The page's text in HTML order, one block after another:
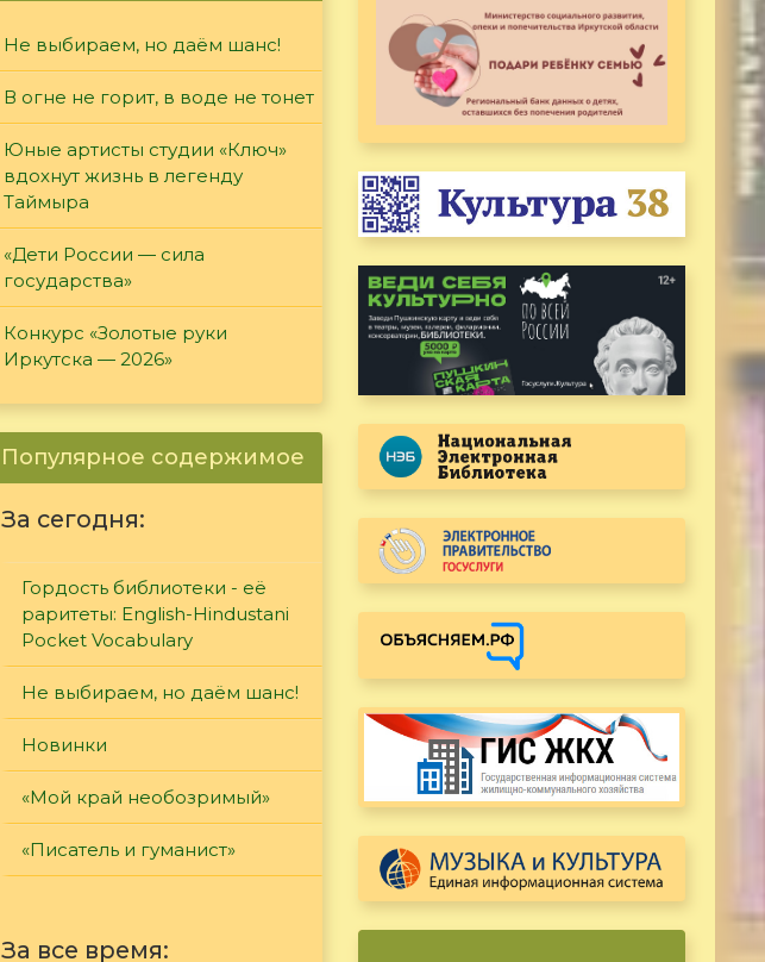
Не выбираем, но даём шанс!
В огне не горит, в воде не тонет
Юные артисты студии «Ключ»
вдохнут жизнь в легенду
Таймыра
«Дети России — сила
государства»
Конкурс «Золотые руки
Иркутска — 2026»
Популярное содержимое
За сегодня:
Гордость библиотеки - её
раритеты: English-Hindustani
Pocket Vocabulary
Не выбираем, но даём шанс!
Новинки
«Мой край необозримый»
«Писатель и гуманист»
За все время: